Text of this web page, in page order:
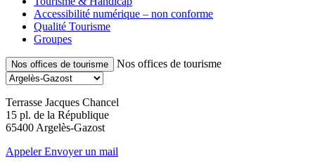
Accessibilité numérique – non conforme
Qualité Tourisme
Groupes
Nos offices de tourisme Nos offices de tourisme
Terrasse Jacques Chancel
15 pl. de la République
65400 Argelès-Gazost
AppelerEnvoyer un mail